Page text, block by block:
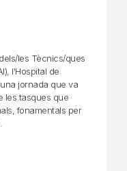
les Tècnics/ques
l'Hospital de
jornada que va
les tasques que
fonamentals per